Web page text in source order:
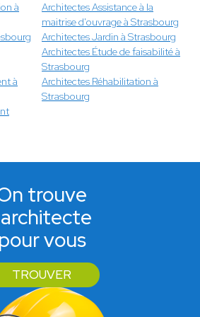
à
Architectes Assistance à la
maitrise d'ouvrage à Strasbourg
Architectes Jardin à Strasbourg
Architectes Étude de faisabilité à
Strasbourg
à
Architectes Réhabilitation à
Strasbourg
trouve
pour vous
TROUVER